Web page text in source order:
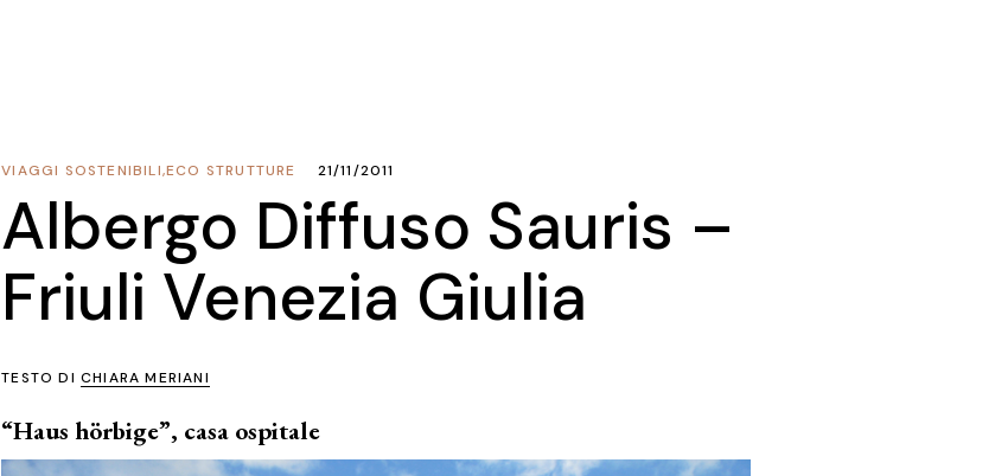
ECO STRUTTURE
,
VIAGGI SOSTENIBILI 21/11/2011
Albergo Diffuso Sauris –
Friuli Venezia Giulia
TESTO DI CHIARA MERIANI
“Haus hörbige”, casa ospitale